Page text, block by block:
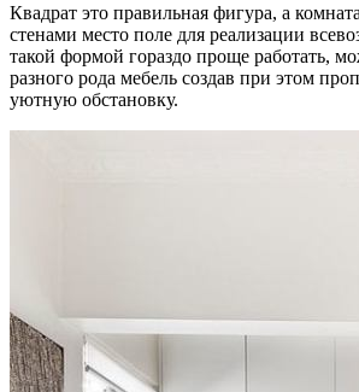
Квадрат это правильная фигура, а
стенами место поле для реализации
такой формой гораздо проще работать,
разного рода мебель создав при этом
уютную обстановку.